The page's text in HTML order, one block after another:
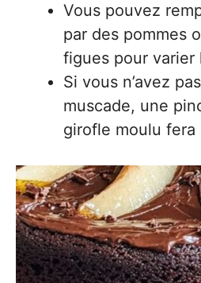
Vous pouvez
par des pommes
figues pour varier
Si vous n’avez
muscade, une
girofle moulu fera